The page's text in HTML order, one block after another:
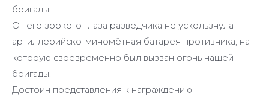
бригады.
От его зоркого глаза разведчика не ускользнула
артиллерийско-миномётная батарея противника, на
которую своевременно был вызван огонь нашей
бригады.
Достоин представления к награждению